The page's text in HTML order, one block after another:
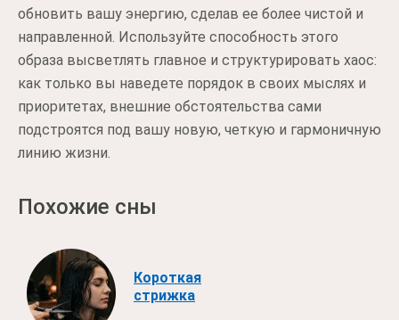
обновить вашу энергию, сделав ее более чистой и
направленной. Используйте способность этого
образа высветлять главное и структурировать хаос:
как только вы наведете порядок в своих мыслях и
приоритетах, внешние обстоятельства сами
подстроятся под вашу новую, четкую и гармоничную
линию жизни.
Похожие сны
Короткая
стрижка